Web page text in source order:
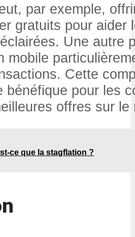
par exemple,
gratuits pour aider
Une autre
mobile
Cette
bénéfique pour les
offres sur le
ce que la stagflation ?